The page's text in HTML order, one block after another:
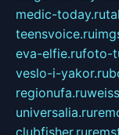
medic-today.ru
teensvoice.ru
eva-elfie.rufoto-
veslo-i-yakor.ru
regionufa.ru
universalia.ru
clubfisher.ru